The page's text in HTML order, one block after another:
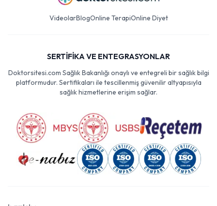
VideolarBlogOnline TerapiOnline Diyet
SERTİFİKA VE ENTEGRASYONLAR
Doktorsitesi.com Sağlık Bakanlığı onaylı ve entegreli bir sağlık bilgi
platformudur. Sertifikaları ile tescillenmiş güvenilir altyapısıyla
sağlık hizmetlerine erişim sağlar.